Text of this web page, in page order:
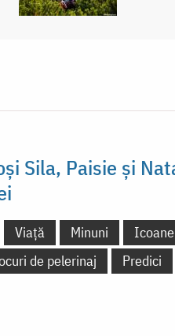
Sila, Paisie și
Viață Minuni
Icoane
de pelerinaj Predici